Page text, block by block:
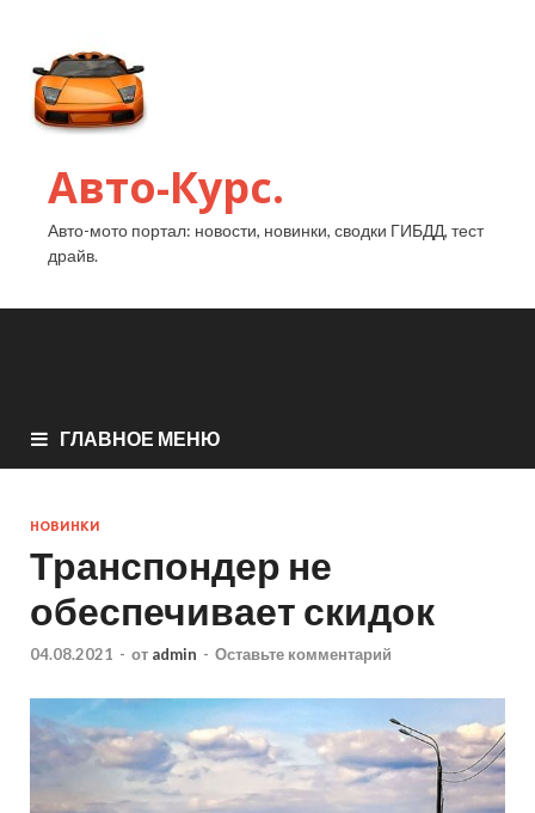
Авто-Курс.
Авто-мото портал: новости, новинки, сводки ГИБДД, тест
драйв.
ГЛАВНОЕ МЕНЮ
НОВИНКИ
Транспондер не
обеспечивает скидок
04.08.2021 - от admin - Оставьте комментарий